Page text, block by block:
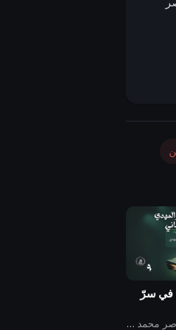
في سرّ
قناة الامام المهدي ناصر محمد اليماني